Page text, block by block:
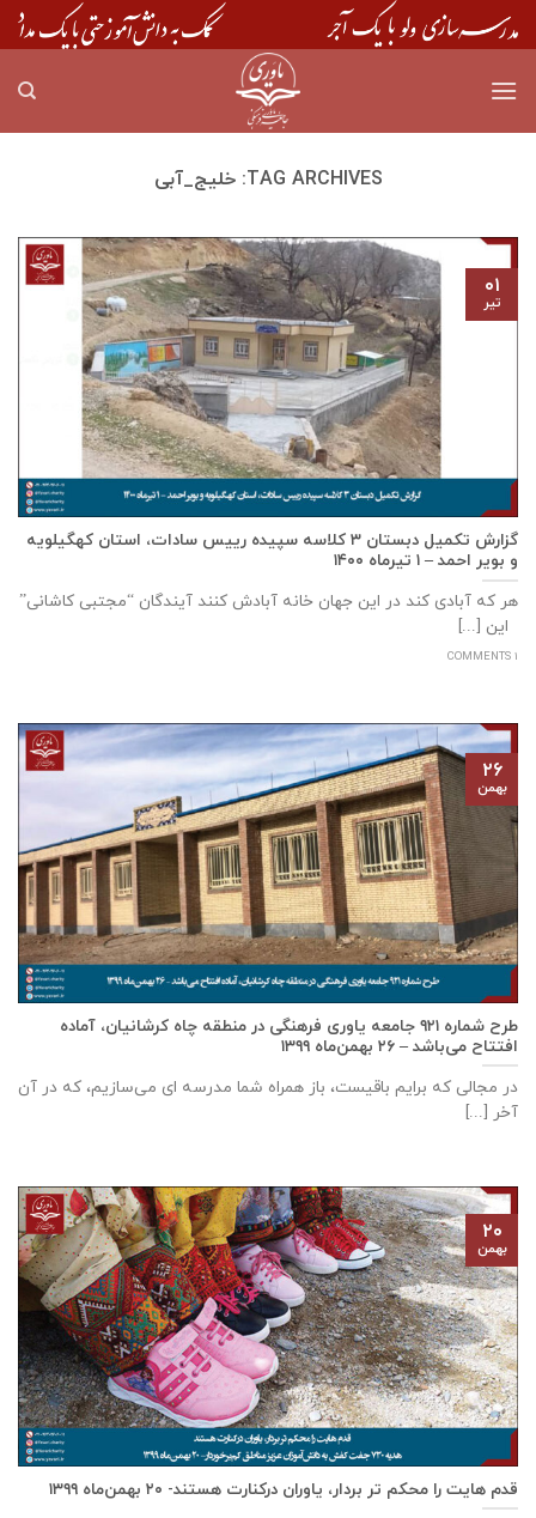
Skip
to
TAG ARCHIVES: خلیج_آبی
گزارش تکمیل دبستان ۳ کلاسه سپيده رييس سادات، استان كهگيلويه
و بوير احمد – ۱ تیرماه ۱۴۰۰
هر که آبادی کند در این جهان خانه آبادش کنند آیندگان “مجتبی کاشانی”
این [...]
1 COMMENTS
۰۱
تیر
طرح شماره ۹۲۱ جامعه ياوری فرهنگی در منطقه چاه کرشانیان، آماده
افتتاح می‌باشد – ۲۶ بهمن‌ماه ۱۳۹۹
در مجالی که برایم باقیست، باز همراه شما مدرسه ای می‌سازیم، که در آن
آخر [...]
۲۶
بهمن
قدم هایت را محکم تر بردار، یاوران درکنارت هستند- ۲۰ بهمن‌ماه ۱۳۹۹
۲۰
بهمن